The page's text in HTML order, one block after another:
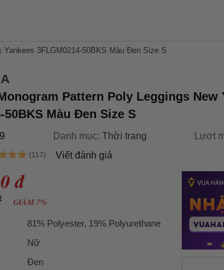
3FLGM0214-50BKS Màu Đen Size S
Pattern Poly Leggings New
50BKS Màu Đen Size S
Danh mục: Thời trang Lượt
Viết đánh giá
đ
GIẢM 7%
81% Polyester, 19% Polyurethane
Nữ
Đen